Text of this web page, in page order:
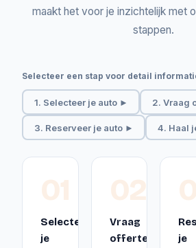
maakt het voor je inzichtelijk met
stappen.
Selecteer een stap voor detail
1. Selecteer je auto ► 2. Vraag
3. Reserveer je auto ► 4. Haal
01
Selecteer
je
02
Vraag
offerte
je